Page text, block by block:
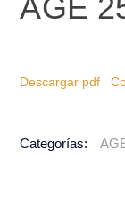
AGE
Descargar pdf
Categorías: